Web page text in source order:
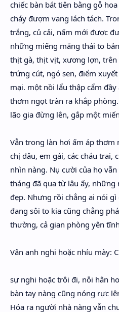
chiếc bàn bát tiên bằng gỗ
cháy đượm vang lách tách.
trắng, củ cải, nấm mới được
những miếng măng thái to
thịt gà, thịt vịt, xương lợn, trên
trứng cút, ngó sen, điểm
mại. một nồi lẩu thập cẩm
thơm ngọt tràn ra khắp
lão gia đừng lên, gắp một
Vẫn trong làn hơi ấm áp thơm
chị dâu, em gái, các cháu trai,
nhìn nàng. Nụ cười của họ
tháng đã qua từ lâu ấy,
đẹp. Nhưng rồi chẳng ai nói gì
đang sôi to kia cũng chẳng
thường, cả gian phòng yên
Vân anh nghi hoặc nhíu mày:
sự nghi hoặc trôi đi, nỗi hân
bàn tay nàng cũng nóng rực
Hóa ra người nhà nàng vẫn